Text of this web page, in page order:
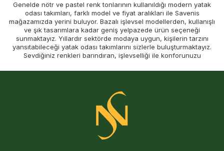
Genelde nötr ve pastel renk tonlarının kullanıldığı modern yatak
odası takımları, farklı model ve fiyat aralıkları ile Savenis
mağazamızda yerini buluyor. Bazalı işlevsel modellerden, kullanışlı
ve şık tasarımlara kadar geniş yelpazede ürün seçeneği
sunmaktayız. Yıllardır sektörde modaya uygun, kişilerin tarzını
yansıtabileceği yatak odası takımlarını sizlerle buluşturmaktayız.
Sevdiğiniz renkleri barındıran, işlevselliği ile konforunuzu
beğenisine sunuluyor.
modern seçenekleri sitemizde uygun fiyatlarla satışa
sunulmaktadır. Yatak odanıza bambaşka bir atmosfer katmak
istiyorsanız farklı renk seçeneklerini sitemizden inceleyebilirsiniz.
Oturduğunuz yerden modern yatak odası takımı sipariş vermek
istiyorsanız Savenis Mobilya online sitemizi inceleyebilirsiniz.
Farklı Tarzlara Hitap Eden Modern Yatak Odası Takımları